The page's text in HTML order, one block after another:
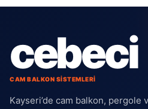
cebeci
CAM BALKON SİSTEMLERİ
Kayseri’de cam balkon,